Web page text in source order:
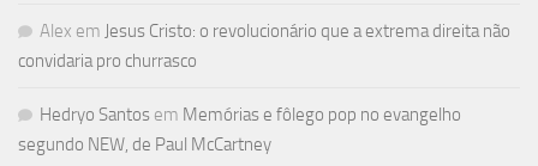
Alex em Jesus Cristo: o revolucionário que a extrema direita não
convidaria pro churrasco
Hedryo Santos em Memórias e fôlego pop no evangelho
segundo NEW, de Paul McCartney